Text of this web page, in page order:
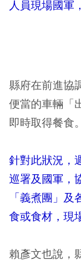
人員現場國軍
縣府在前進協
便當的車輛「
即時取得餐食。
針對此狀況，
巡署及國軍，
「義煮團」
食或食材，現
賴彥文也說，